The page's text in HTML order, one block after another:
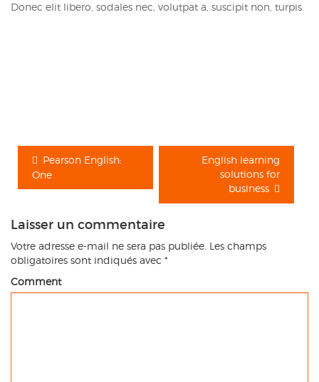
Donec elit libero, sodales nec, volutpat a, suscipit non, turpis.
Pearson English:
One
English learning
solutions for
business
Laisser un commentaire
Votre adresse e-mail ne sera pas publiée. Les champs
obligatoires sont indiqués avec *
Comment